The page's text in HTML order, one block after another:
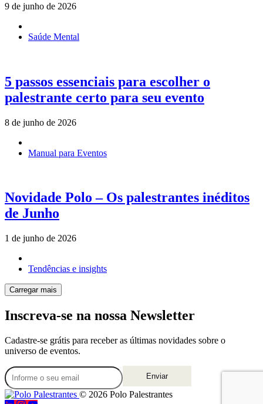
9 de junho de 2026
Saúde Mental
5 passos essenciais para escolher o
palestrante certo para seu evento
8 de junho de 2026
Manual para Eventos
Novidade Polo – Os palestrantes inéditos
de Junho
1 de junho de 2026
Tendências e insights
Carregar mais
Inscreva-se na nossa Newsletter
Cadastre-se grátis para receber as últimas novidades sobre o
universo de eventos.
Enviar
© 2026 Polo Palestrantes